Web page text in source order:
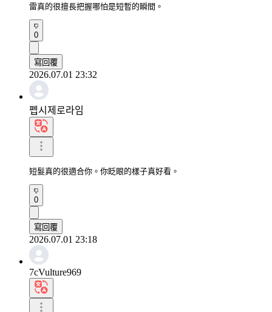
雷真的很擅長把握哪怕是短暫的瞬間。
0
寫回覆
2026.07.01 23:32
펩시제로라임
短髮真的很適合你。你眨眼的樣子真好看。
0
寫回覆
2026.07.01 23:18
7cVulture969